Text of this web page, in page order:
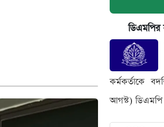
ডিএমপির
কর্মকর্তাকে
আগস্ট)